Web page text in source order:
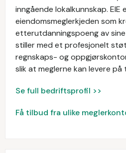
inngående lokalkunnskap. EIE
eiendomsmeglerkjeden som
etterutdanningspoeng av sine
stiller med et profesjonelt
regnskaps- og
slik at meglerne kan levere på
Se full bedriftsprofil >>
Få tilbud fra ulike